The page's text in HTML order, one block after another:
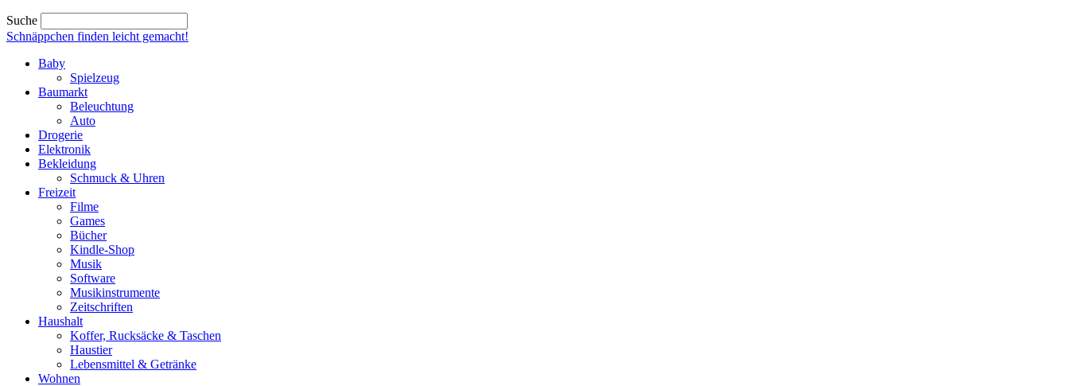
Suche
Schnäppchen finden leicht gemacht!
Baby
Spielzeug
Baumarkt
Beleuchtung
Auto
Drogerie
Elektronik
Bekleidung
Schmuck & Uhren
Freizeit
Filme
Games
Bücher
Kindle-Shop
Musik
Software
Musikinstrumente
Zeitschriften
Haushalt
Koffer, Rucksäcke & Taschen
Haustier
Lebensmittel & Getränke
Wohnen